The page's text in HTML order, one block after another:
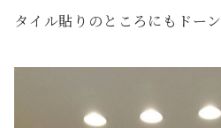
タイル貼りのところにもドーン